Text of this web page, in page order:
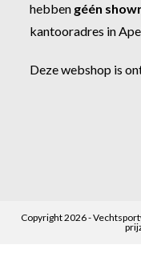
hebben géén
kantooradres in
Deze webshop is
Copyright 2026 -